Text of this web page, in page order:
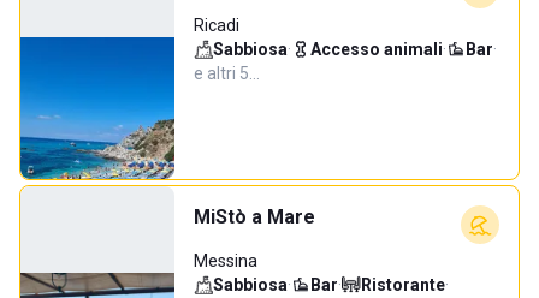
Ricadi
Sabbiosa· Accesso animali· Bar·
e altri 5…
MiStò a Mare
Messina
Sabbiosa· Bar· Ristorante·